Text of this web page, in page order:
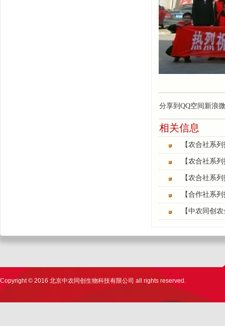
分享到 QQ空间 新浪
相关信息
【农合社系
【农合社系
【农合社系
【合作社系
【中农同创
Copyright © 2016 北京中农同创生物科技有限公司 all rights reserved.